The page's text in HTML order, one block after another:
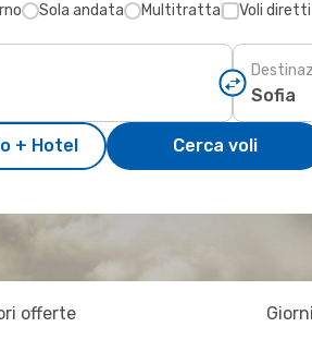
Sola andata Multitratta Voli diretti
+ Hotel Cerca voli
offerte